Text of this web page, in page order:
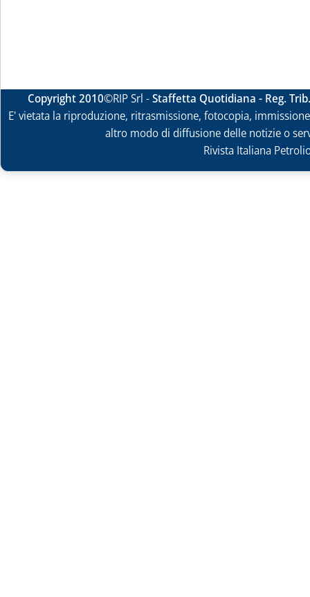
Copyright 2010©RIP Srl -Staffetta Quotidiana - Reg.
E' vietata la riproduzione, ritrasmissione, fotocopia,
altro modo di diffusione delle notizie o
Rivista Italiana